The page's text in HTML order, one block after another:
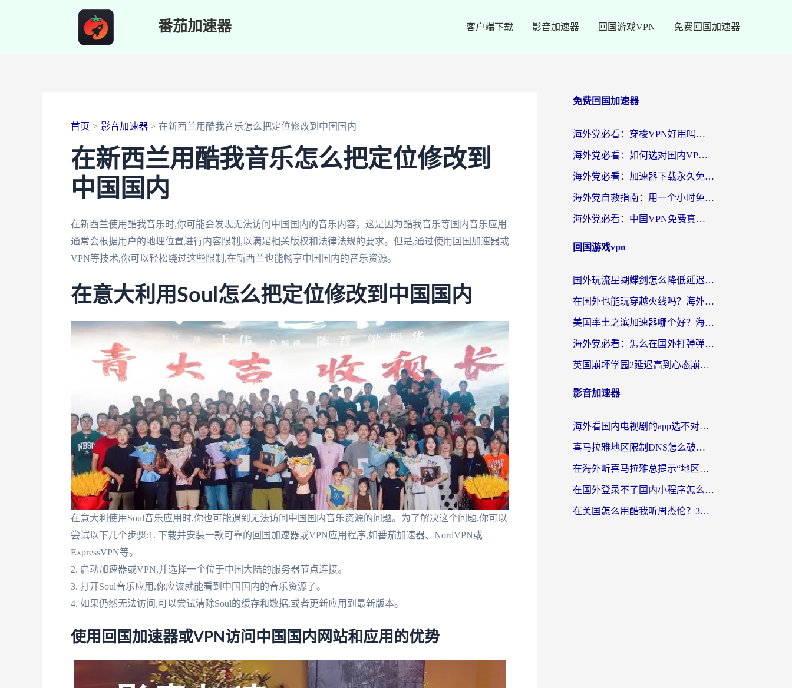
番茄加速器 客户端下载 影音加速器 回国游戏VPN 免费回国加速器
首页 影音加速器 在新西兰用酷我音乐怎么把定位修改到中国国内
在新西兰用酷我音乐怎么把定位修改到
中国国内
在新西兰使用酷我音乐时,你可能会发现无法访问中国国内的音乐内容。这是因为酷我音乐等国内音乐应用
通常会根据用户的地理位置进行内容限制,以满足相关版权和法律法规的要求。但是,通过使用回国加速器或
VPN等技术,你可以轻松绕过这些限制,在新西兰也能畅享中国国内的音乐资源。
在意大利用Soul怎么把定位修改到中国国内
在意大利使用Soul音乐应用时,你也可能遇到无法访问中国国内音乐资源的问题。为了解决这个问题,你可以
尝试以下几个步骤:1. 下载并安装一款可靠的回国加速器或VPN应用程序,如番茄加速器、NordVPN或
ExpressVPN等。
2. 启动加速器或VPN,并选择一个位于中国大陆的服务器节点连接。
3. 打开Soul音乐应用,你应该就能看到中国国内的音乐资源了。
4. 如果仍然无法访问,可以尝试清除Soul的缓存和数据,或者更新应用到最新版本。
使用回国加速器或VPN访问中国国内网站和应用的优势
免费回国加速器
海外党必看：穿梭VPN好用吗？和云帆VPN对比哪个回国效果更好？附真实测评+避坑指南
海外党必看：如何选对国内VPN，实现无缝访问国内资源？
海外党必看：加速器下载永久免费版真的存在吗？教你无缝访问国内资源的正确姿势
海外党自救指南：用一个小时免费加速器，轻松打破国内资源访问壁垒？
海外党必看：中国VPN免费真的靠谱吗？手把手教你选对回国加速器
回国游戏vpn
国外玩流星蝴蝶剑怎么降低延迟？海外党必看的加速秘籍（含欧洲鸣潮&彩虹岛优化攻略）
在国外也能玩穿越火线吗？海外玩家国服游戏畅玩终极指南
美国率土之滨加速器哪个好？海外党国服游戏畅玩终极指南（附多游戏解决方案）
海外党必看：怎么在国外打弹弹堂不卡？番茄加速器亲测指南
英国崩坏学园2延迟高到心态崩？海外党国服游戏加速终极指南
影音加速器
海外看国内电视剧的app选不对？这份回国加速器避坑指南帮你流畅追剧
喜马拉雅地区限制DNS怎么破？海外党听国内音乐听书的终极解决方案
在海外听喜马拉雅总提示“地区限制”？3步轻松解除+听国内音乐全攻略
在国外登录不了国内小程序怎么办？选对回国加速器，轻松解锁国内资源
在美国怎么用酷我听周杰伦？3步搞定海外听歌难题